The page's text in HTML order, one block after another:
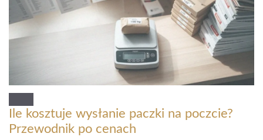
Ile kosztuje wysłanie paczki na poczcie?
Przewodnik po cenach